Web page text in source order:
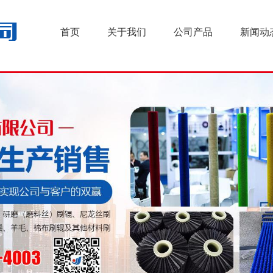
首页 关于我们 公司产品 新闻动